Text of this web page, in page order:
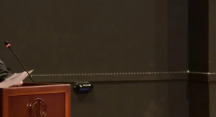
Bitlis
Bolu
Burdur